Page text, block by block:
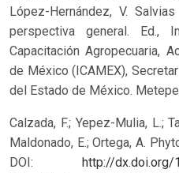
López-Hernández, V.
perspectiva general. Ed.,
Capacitación Agropecuaria,
de México (ICAMEX),
del Estado de México.
Calzada, F.; Yepez-Mulia, L.;
Maldonado, E.; Ortega, A.
DOI: http://dx.doi.org/